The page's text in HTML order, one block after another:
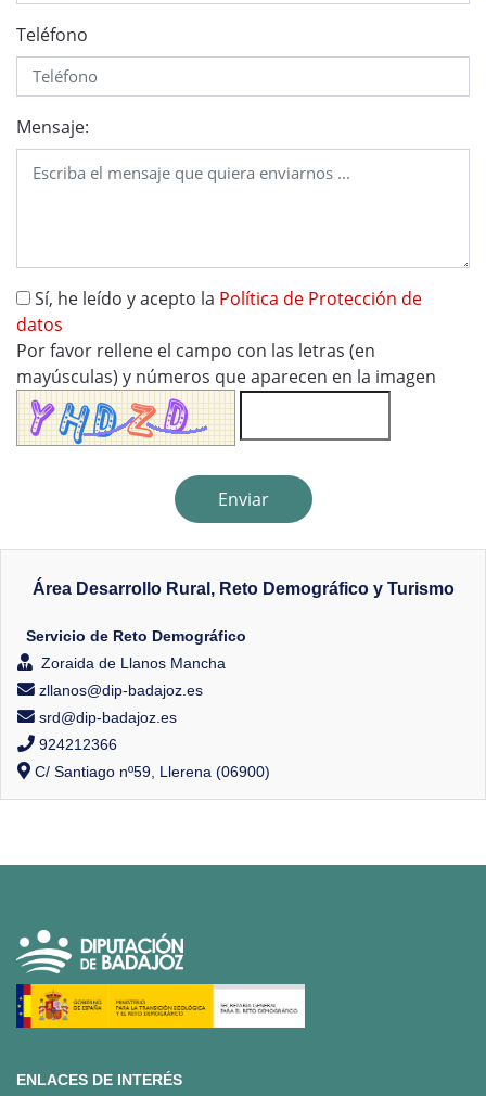
Teléfono
Mensaje:
Sí, he leído y acepto la Política de Protección de
datos
Por favor rellene el campo con las letras (en
mayúsculas) y números que aparecen en la imagen
Enviar
Área Desarrollo Rural, Reto Demográfico y Turismo
Servicio de Reto Demográfico
Zoraida de Llanos Mancha
zllanos@dip-badajoz.es
srd@dip-badajoz.es
924212366
C/ Santiago nº59, Llerena (06900)
ENLACES DE INTERÉS